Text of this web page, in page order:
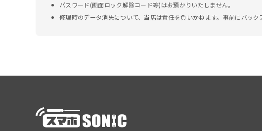
パスワード(画面ロック解除コード等)はお預かりいたしません。
修理時のデータ消失について、当店は責任を負いかねます。事前にバック